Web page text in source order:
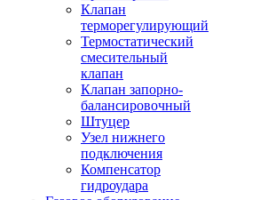
Клапан
терморегулирующий
Термостатический
смесительный
клапан
Клапан запорно-
балансировочный
Штуцер
Узел нижнего
подключения
Компенсатор
гидроудара